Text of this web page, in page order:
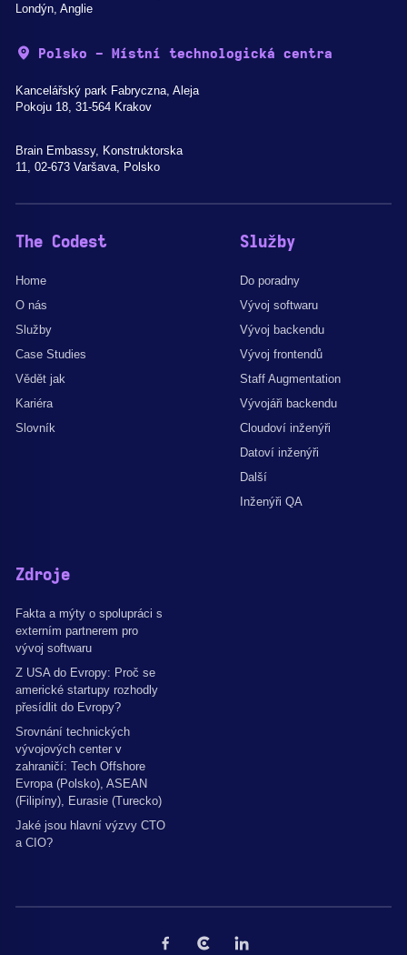
Londýn, Anglie
Polsko - Místní technologická centra
Kancelářský park Fabryczna, Aleja
Pokoju 18, 31-564 Krakov
Brain Embassy, Konstruktorska
11, 02-673 Varšava, Polsko
The Codest
Home
O nás
Služby
Case Studies
Vědět jak
Kariéra
Slovník
Služby
Do poradny
Vývoj softwaru
Vývoj backendu
Vývoj frontendů
Staff Augmentation
Vývojáři backendu
Cloudoví inženýři
Datoví inženýři
Další
Inženýři QA
Zdroje
Fakta a mýty o spolupráci s
externím partnerem pro
vývoj softwaru
Z USA do Evropy: Proč se
americké startupy rozhodly
přesídlit do Evropy?
Srovnání technických
vývojových center v
zahraničí: Tech Offshore
Evropa (Polsko), ASEAN
(Filipíny), Eurasie (Turecko)
Jaké jsou hlavní výzvy CTO
a CIO?